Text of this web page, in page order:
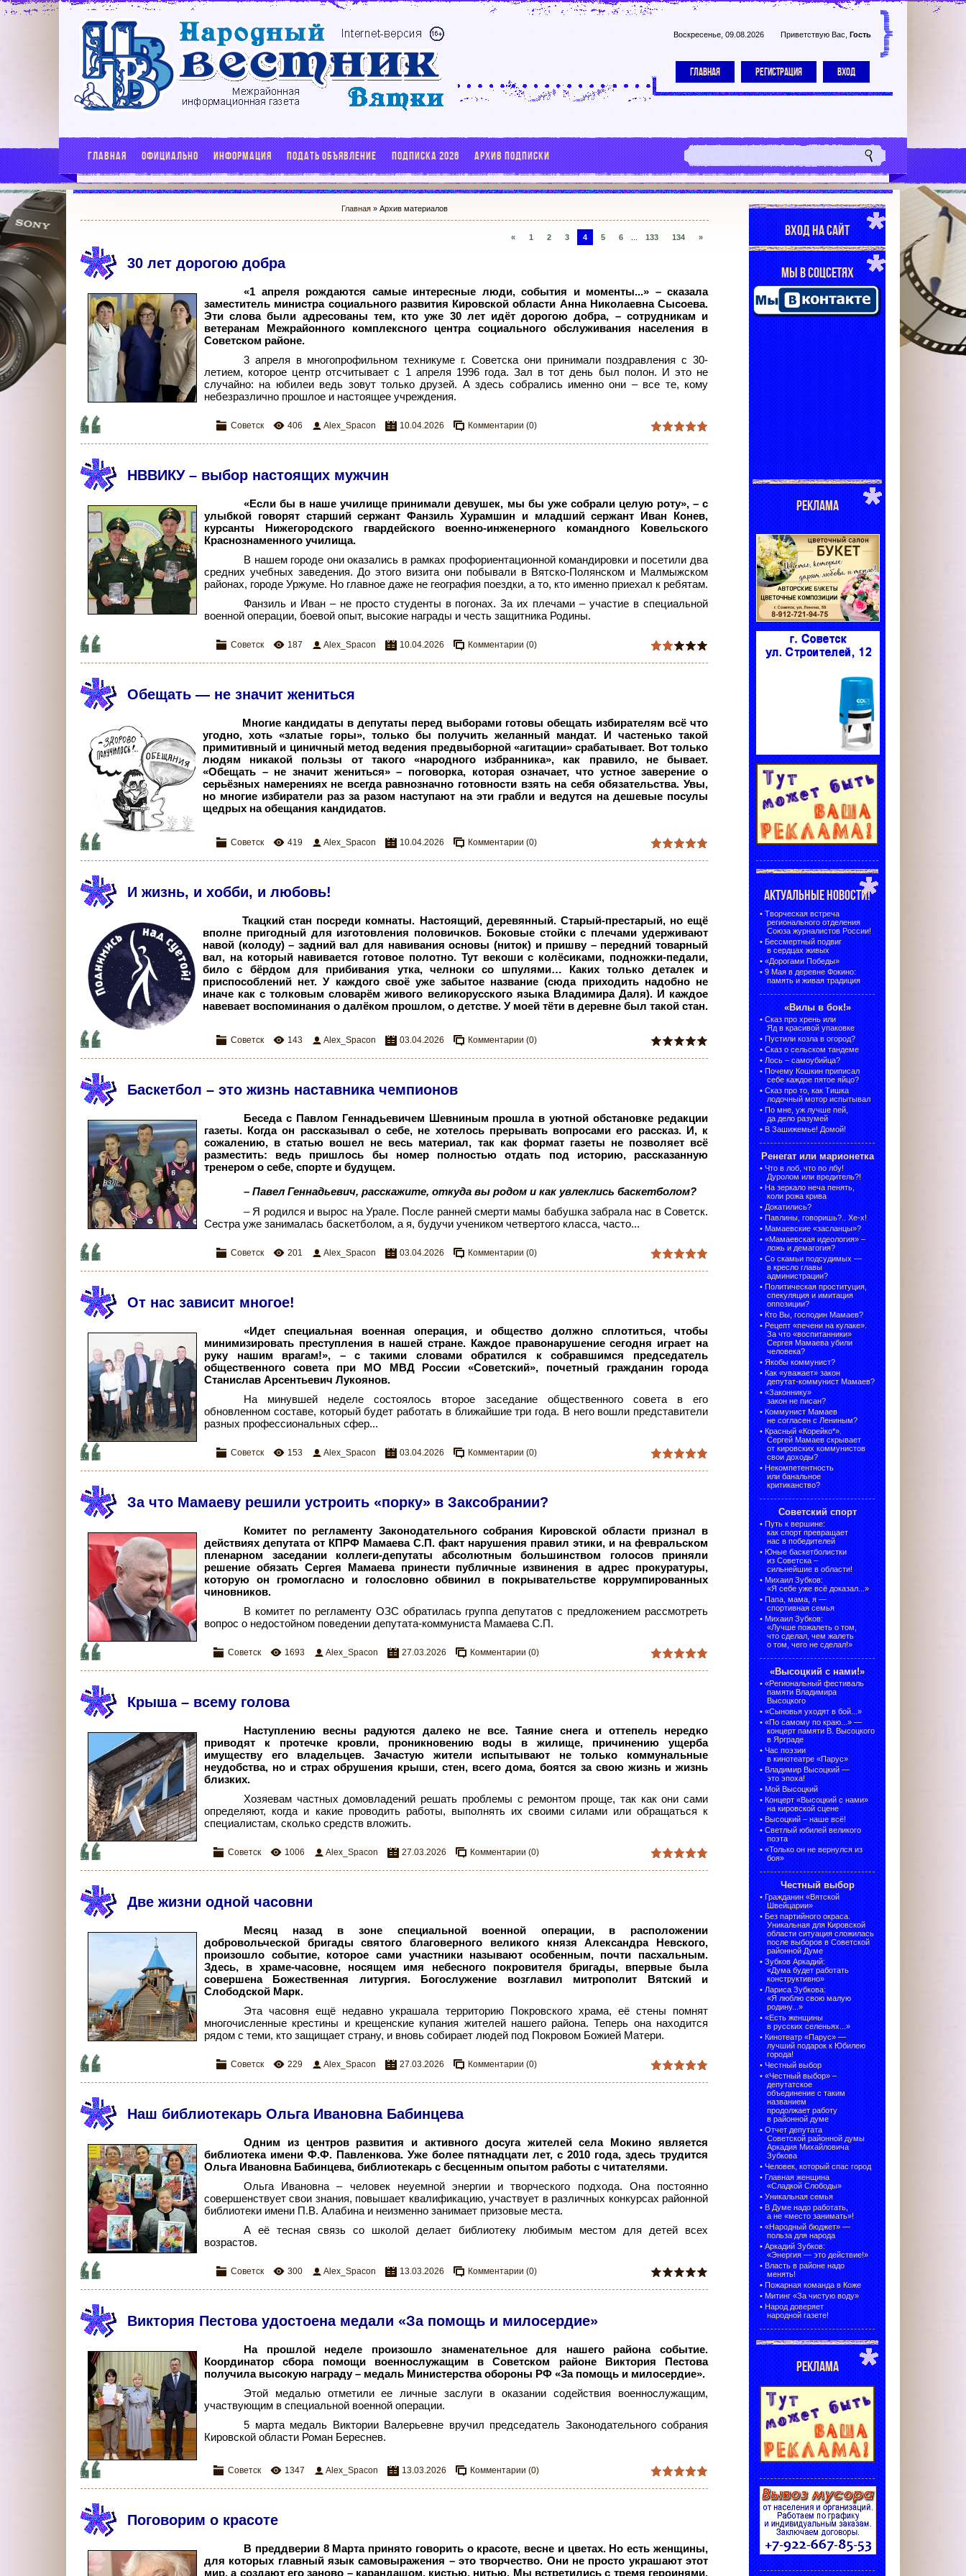
Воскресенье, 09.08.2026 Приветствую Вас Гость
ГЛАВНАЯ РЕГИСТРАЦИЯ ВХОД
ГЛАВНАЯ ОФИЦИАЛЬНО ИНФОРМАЦИЯ ПОДАТЬ ОБЪЯВЛЕНИЕ ПОДПИСКА 2026 АРХИВ ПОДПИСКИ
Главная» Архив материалов
« 1 2 3 4 5 6 133 134 »
30 лет дорогою добра
«1 апреля рождаются самые интересные люди, события и моменты...» – сказала
заместитель министра социального развития Кировской области Анна Николаевна Сысоева.
Эти слова были адресованы тем, кто уже 30 лет идёт дорогою добра, – сотрудникам и
ветеранам Межрайонного комплексного центра социального обслуживания населения в
Советском районе.
3 апреля в многопрофильном техникуме г. Советска они принимали поздравления с 30-
летием, которое центр отсчитывает с 1 апреля 1996 года. Зал в тот день был полон. И это не
случайно: на юбилеи ведь зовут только друзей. А здесь собрались именно они – все те, кому
небезразлично прошлое и настоящее учреждения.
Советск 406 Alex_Spacon 10.04.2026 Комментарии (0)
НВВИКУ – выбор настоящих мужчин
«Если бы в наше училище принимали девушек, мы бы уже собрали целую роту», – с
улыбкой говорят старший сержант Фанзиль Хурамшин и младший сержант Иван Конев,
курсанты Нижегородского гвардейского военно-инженерного командного Ковельского
Краснознаменного училища.
В нашем городе они оказались в рамках профориентационной командировки и посетили два
средних учебных заведения. До этого визита они побывали в Вятско-Полянском и Малмыжском
районах, городе Уржуме. Но главное даже не география поездки, а то, кто именно приехал к ребятам.
Фанзиль и Иван – не просто студенты в погонах. За их плечами – участие в специальной
военной операции, боевой опыт, высокие награды и честь защитника Родины.
Советск 187 Alex_Spacon 10.04.2026 Комментарии (0)
Обещать — не значит жениться
Многие кандидаты в депутаты перед выборами готовы обещать избирателям всё что
угодно, хоть «златые горы», только бы получить желанный мандат. И частенько такой
примитивный и циничный метод ведения предвыборной «агитации» срабатывает. Вот только
людям никакой пользы от такого «народного избранника», как правило, не бывает.
«Обещать – не значит жениться» – поговорка, которая означает, что устное заверение о
серьёзных намерениях не всегда равнозначно готовности взять на себя обязательства. Увы,
но многие избиратели раз за разом наступают на эти грабли и ведутся на дешевые посулы
щедрых на обещания кандидатов.
Советск 419 Alex_Spacon 10.04.2026 Комментарии (0)
И жизнь, и хобби, и любовь!
Ткацкий стан посреди комнаты. Настоящий, деревянный. Старый-престарый, но ещё
вполне пригодный для изготовления половичков. Боковые стойки с плечами удерживают
навой (колоду) – задний вал для навивания основы (ниток) и пришву – передний товарный
вал, на который навивается готовое полотно. Тут векоши с колёсиками, подножки-педали,
било с бёрдом для прибивания утка, челноки со шпулями… Каких только деталек и
приспособлений нет. У каждого своё уже забытое название (сюда приходить надобно не
иначе как с толковым словарём живого великорусского языка Владимира Даля). И каждое
навевает воспоминания о далёком прошлом, о детстве. У моей тёти в деревне был такой стан.
Советск 143 Alex_Spacon 03.04.2026 Комментарии (0)
Баскетбол – это жизнь наставника чемпионов
Беседа с Павлом Геннадьевичем Шевниным прошла в уютной обстановке редакции
газеты. Когда он рассказывал о себе, не хотелось прерывать вопросами его рассказ. И, к
сожалению, в статью вошел не весь материал, так как формат газеты не позволяет всё
разместить: ведь пришлось бы номер полностью отдать под историю, рассказанную
тренером о себе, спорте и будущем.
– Павел Геннадьевич, расскажите, откуда вы родом и как увлеклись баскетболом?
– Я родился и вырос на Урале. После ранней смерти мамы бабушка забрала нас в Советск.
Сестра уже занималась баскетболом, а я, будучи учеником четвертого класса, часто...
Советск 201 Alex_Spacon 03.04.2026 Комментарии (0)
От нас зависит многое!
«Идет специальная военная операция, и общество должно сплотиться, чтобы
минимизировать преступления в нашей стране. Каждое правонарушение сегодня играет на
руку нашим врагам!», – с такими словами обратился к собравшимся председатель
общественного совета при МО МВД России «Советский», почетный гражданин города
Станислав Арсентьевич Лукоянов.
На минувшей неделе состоялось второе заседание общественного совета в его
обновленном составе, который будет работать в ближайшие три года. В него вошли представители
разных профессиональных сфер...
Советск 153 Alex_Spacon 03.04.2026 Комментарии (0)
За что Мамаеву решили устроить «порку» в Заксобрании?
Комитет по регламенту Законодательного собрания Кировской области признал в
действиях депутата от КПРФ Мамаева С.П. факт нарушения правил этики, и на февральском
пленарном заседании коллеги-депутаты абсолютным большинством голосов приняли
решение обязать Сергея Мамаева принести публичные извинения в адрес прокуратуры,
которую он громогласно и голословно обвинил в покрывательстве коррумпированных
чиновников.
В комитет по регламенту ОЗС обратилась группа депутатов с предложением рассмотреть
вопрос о недостойном поведении депутата-коммуниста Мамаева С.П.
Советск 1693 Alex_Spacon 27.03.2026 Комментарии (0)
Крыша – всему голова
Наступлению весны радуются далеко не все. Таяние снега и оттепель нередко
приводят к протечке кровли, проникновению воды в жилище, причинению ущерба
имуществу его владельцев. Зачастую жители испытывают не только коммунальные
неудобства, но и страх обрушения крыши, стен, всего дома, боятся за свою жизнь и жизнь
близких.
Хозяевам частных домовладений решать проблемы с ремонтом проще, так как они сами
определяют, когда и какие проводить работы, выполнять их своими силами или обращаться к
специалистам, сколько средств вложить.
Советск 1006 Alex_Spacon 27.03.2026 Комментарии (0)
Две жизни одной часовни
Месяц назад в зоне специальной военной операции, в расположении
добровольческой бригады святого благоверного великого князя Александра Невского,
произошло событие, которое сами участники называют особенным, почти пасхальным.
Здесь, в храме-часовне, носящем имя небесного покровителя бригады, впервые была
совершена Божественная литургия. Богослужение возглавил митрополит Вятский и
Слободской Марк.
Эта часовня ещё недавно украшала территорию Покровского храма, её стены помнят
многочисленные крестины и крещенские купания жителей нашего района. Теперь она находится
рядом с теми, кто защищает страну, и вновь собирает людей под Покровом Божией Матери.
Советск 229 Alex_Spacon 27.03.2026 Комментарии (0)
Наш библиотекарь Ольга Ивановна Бабинцева
Одним из центров развития и активного досуга жителей села Мокино является
библиотека имени Ф.Ф. Павленкова. Уже более пятнадцати лет, с 2010 года, здесь трудится
Ольга Ивановна Бабинцева, библиотекарь с бесценным опытом работы с читателями.
Ольга Ивановна – человек неуемной энергии и творческого подхода. Она постоянно
совершенствует свои знания, повышает квалификацию, участвует в различных конкурсах районной
библиотеки имени П.В. Алабина и неизменно занимает призовые места.
А её тесная связь со школой делает библиотеку любимым местом для детей всех
возрастов.
Советск 300 Alex_Spacon 13.03.2026 Комментарии (0)
Виктория Пестова удостоена медали «За помощь и милосердие»
На прошлой неделе произошло знаменательное для нашего района событие.
Координатор сбора помощи военнослужащим в Советском районе Виктория Пестова
получила высокую награду – медаль Министерства обороны РФ «За помощь и милосердие».
Этой медалью отметили ее личные заслуги в оказании содействия военнослужащим,
участвующим в специальной военной операции.
5 марта медаль Виктории Валерьевне вручил председатель Законодательного собрания
Кировской области Роман Береснев.
Советск 1347 Alex_Spacon 13.03.2026 Комментарии (0)
Поговорим о красоте
В преддверии 8 Марта принято говорить о красоте, весне и цветах. Но есть женщины,
для которых главный язык самовыражения – это творчество. Они не просто украшают этот
мир, а создают его заново – карандашом, кистью, нитью. Мы встретились с тремя героинями,
ВХОД НА САЙТ
МЫ В СОЦСЕТЯХ
РЕКЛАМА
АКТУАЛЬНЫЕ НОВОСТИ!
• Творческая встреча
регионального отделения
Союза журналистов России!
• Бессмертный подвиг
в сердцах живых
• «Дорогами Победы»
• 9 Мая в деревне Фокино:
память и живая традиция
«Вилы в бок!»
• Сказ про хрень или
Яд в красивой упаковке
• Пустили козла в огород?
• Сказ о сельском тандеме
• Лось – самоубийца?
• Почему Кошкин приписал
себе каждое пятое яйцо?
• Сказ про то, как Тишка
лодочный мотор испытывал
• По мне, уж лучше пей,
да дело разумей
• В Зашижемье! Домой!
Ренегат или марионетка
• Что в лоб, что по лбу!
Дуролом или вредитель?!
• На зеркало неча пенять,
коли рожа крива
• Докатились?
• Павлины, говоришь?.. Хе-х!
• Мамаевские «засланцы»?
• «Мамаевская идеология» –
ложь и демагогия?
• Со скамьи подсудимых —
в кресло главы
администрации?
• Политическая проституция,
спекуляция и имитация
оппозиции?
• Кто Вы, господин Мамаев?
• Рецепт «печени на кулаке».
За что «воспитанники»
Сергея Мамаева убили
человека?
• Якобы коммунист?
• Как «уважает» закон
депутат-коммунист Мамаев?
• «Законнику»
закон не писан?
• Коммунист Мамаев
не согласен с Лениным?
• Красный «Корейко*».
Сергей Мамаев скрывает
от кировских коммунистов
свои доходы?
• Некомпетентность
или банальное
критиканство?
Советский спорт
• Путь к вершине:
как спорт превращает
нас в победителей
• Юные баскетболистки
из Советска –
сильнейшие в области!
• Михаил Зубков:
«Я себе уже всё доказал...»
• Папа, мама, я —
спортивная семья
• Михаил Зубков:
«Лучше пожалеть о том,
что сделал, чем жалеть
о том, чего не сделал!»
«Высоцкий с нами!»
• «Региональный фестиваль
памяти Владимира
Высоцкого
• «Сыновья уходят в бой...»
• «По самому по краю...» —
концерт памяти В. Высоцкого
в Ярграде
• Час поэзии
в кинотеатре «Парус»
• Владимир Высоцкий —
это эпоха!
• Мой Высоцкий
• Концерт «Высоцкий с нами»
на кировской сцене
• Высоцкий – наше всё!
• Светлый юбилей великого
поэта
• «Только он не вернулся из
боя»
Честный выбор
• Гражданин «Вятской
Швейцарии»
• Без партийного окраса.
Уникальная для Кировской
области ситуация сложилась
после выборов в Советской
районной Думе
• Зубков Аркадий:
«Дума будет работать
конструктивно»
• Лариса Зубкова:
«Я люблю свою малую
родину...»
• «Есть женщины
в русских селеньях...»
• Кинотеатр «Парус» —
лучший подарок к Юбилею
города!
• Честный выбор
• «Честный выбор» –
депутатское
объединение с таким
названием
продолжает работу
в районной думе
• Отчет депутата
Советской районной думы
Аркадия Михайловича
Зубкова
• Человек, который спас город
• Главная женщина
«Сладкой Слободы»
• Уникальная семья
• В Думе надо работать,
а не «место занимать»!
• «Народный бюджет» —
польза для народа
• Аркадий Зубков:
«Энергия — это действие!»
• Власть в районе надо
менять!
• Пожарная команда в Коже
• Митинг «За чистую воду»
• Народ доверяет
народной газете!
РЕКЛАМА